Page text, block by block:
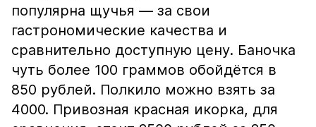
популярна щучья — за свои
гастрономические качества и
сравнительно доступную цену. Баночка
чуть более 100 граммов обойдётся в
850 рублей. Полкило можно взять за
4000. Привозная красная икорка, для